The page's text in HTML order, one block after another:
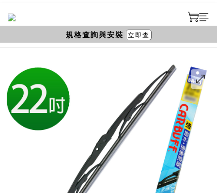
規格查詢與安裝 立即查